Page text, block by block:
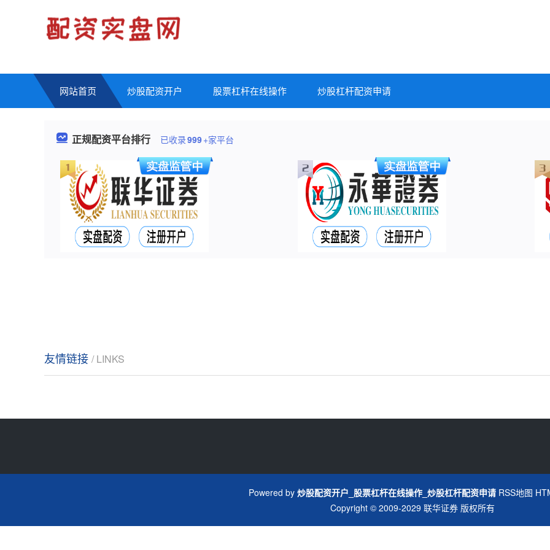
网站首页 炒股配资开户 股票杠杆在线操作 炒股杠杆配资申请
正规配资平台排行 已收录999+家平台
友情链接 / LINKS
Powered by 炒股配资开户_股票杠杆在线操作_炒股杠杆配资申请 RSS地图
Copyright © 2009-2029 联华证券 版权所有